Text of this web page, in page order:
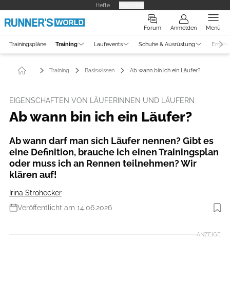
Hefte
Forum Anmelden Menü
Trainingspläne Training Laufevents Schuhe & Ausrüstung
Training Basiswissen Ab wann bin ich ein Läufer?
EIGENSCHAFTEN VON LÄUFERINNEN UND LÄUFERN
Ab wann bin ich ein Läufer?
Ab wann darf man sich Läufer nennen? Gibt es
eine Definition, brauche ich einen Trainingsplan
oder muss ich an Rennen teilnehmen? Wir
klären auf!
Irina Strohecker
Veröffentlicht am 14.06.2026
Foto: Getty Images
ANZEIGE